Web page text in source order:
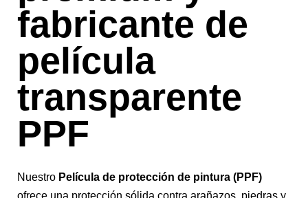
fabricante de
película
transparente
PPF
Nuestro Película de protección de pintura (PPF)
ofrece una protección sólida contra arañazos, piedras y